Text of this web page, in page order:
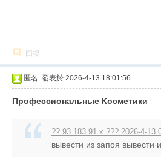
回復
匿名 發表於 2026-4-13 18:01:56
Профессиональные Косметики
?? 93.183.91.x ??? 2026-4-13
вывести из запоя вывести